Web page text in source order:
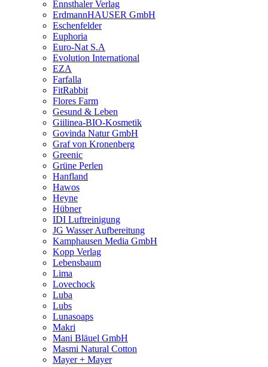
Ennsthaler Verlag
ErdmannHAUSER GmbH
Eschenfelder
Euphoria
Euro-Nat S.A
Evolution International
EZA
Farfalla
FitRabbit
Flores Farm
Gesund & Leben
Giilinea-BIO-Kosmetik
Govinda Natur GmbH
Graf von Kronenberg
Greenic
Grüne Perlen
Hanfland
Hawos
Heyne
Hübner
IDI Luftreinigung
JG Wasser Aufbereitung
Kamphausen Media GmbH
Kopp Verlag
Lebensbaum
Lima
Lovechock
Luba
Lubs
Lunasoaps
Makri
Mani Bläuel GmbH
Masmi Natural Cotton
Mayer + Mayer